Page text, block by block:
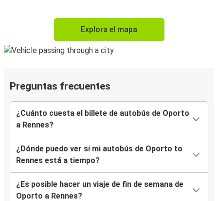
Explora el mapa
Preguntas frecuentes
¿Cuánto cuesta el billete de autobús de Oporto
a Rennes?
¿Dónde puedo ver si mi autobús de Oporto to
Rennes está a tiempo?
¿Es posible hacer un viaje de fin de semana de
Oporto a Rennes?